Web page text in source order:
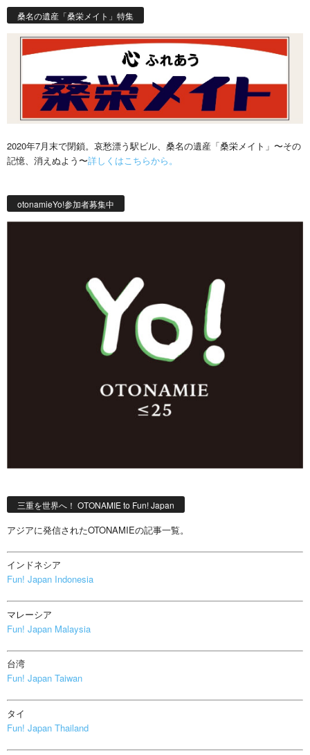
桑名の遺産「桑栄メイト」特集
2020年7月末で閉鎖。哀愁漂う駅ビル、桑名の遺産「桑栄メイト」〜その
記憶、消えぬよう〜詳しくはこちらから。
otonamieYo!参加者募集中
三重を世界へ！ OTONAMIE to Fun! Japan
アジアに発信されたOTONAMIEの記事一覧。
インドネシア
Fun! Japan Indonesia
マレーシア
Fun! Japan Malaysia
台湾
Fun! Japan Taiwan
タイ
Fun! Japan Thailand